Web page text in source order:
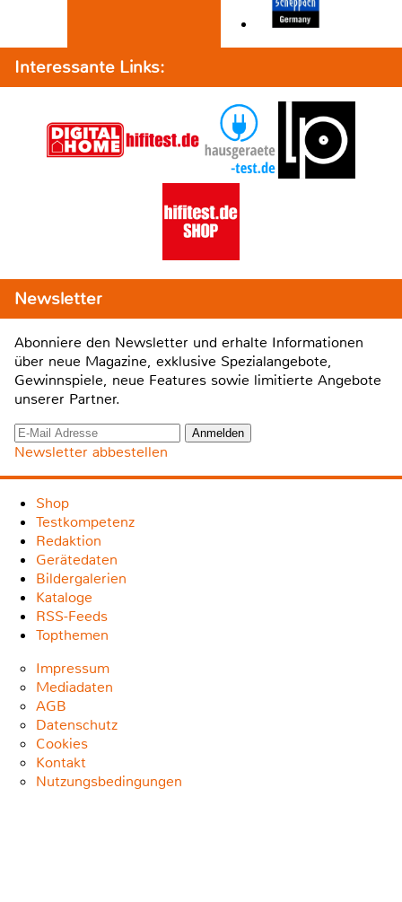
Interessante Links:
Newsletter
Abonniere den Newsletter und erhalte Informationen
über neue Magazine, exklusive Spezialangebote,
Gewinnspiele, neue Features sowie limitierte Angebote
unserer Partner.
Newsletter abbestellen
Shop
Testkompetenz
Redaktion
Gerätedaten
Bildergalerien
Kataloge
RSS-Feeds
Topthemen
Impressum
Mediadaten
AGB
Datenschutz
Cookies
Kontakt
Nutzungsbedingungen